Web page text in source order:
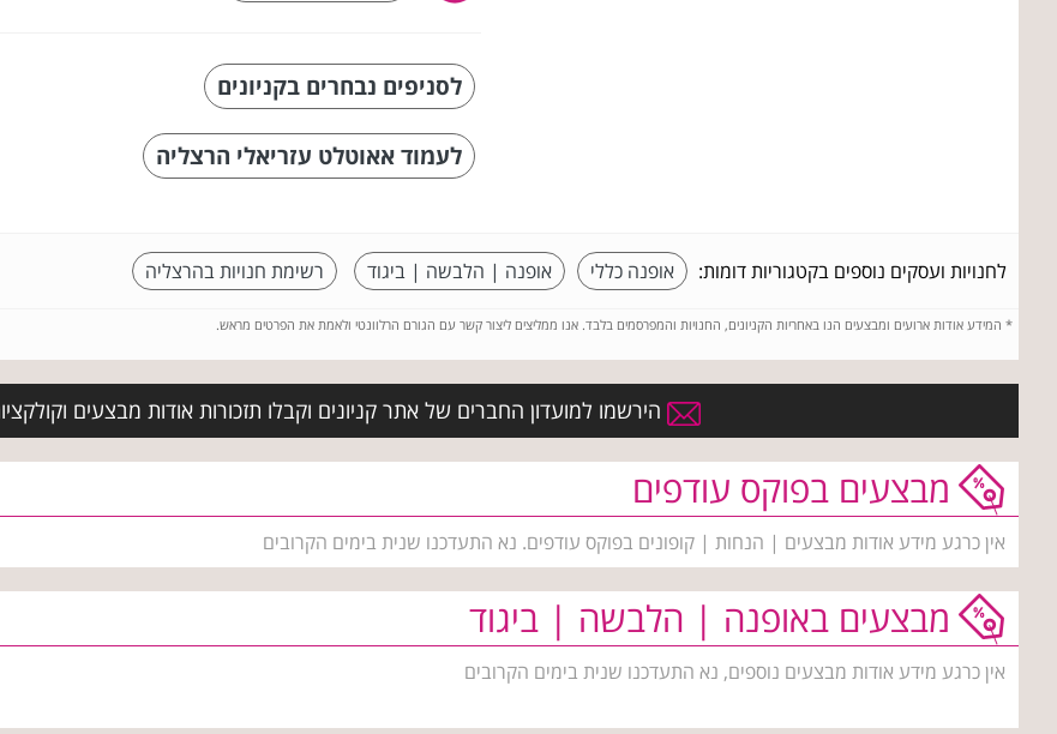
לסניפים נבחרים בקניונים
לעמוד אאוטלט עזריאלי הרצליה
לחנויות ועסקים נוספים בקטגוריות דומות: אופנה כללי אופנה | הלבשה | ביגוד רשימת חנויות בהרצליה
* המידע אודות ארועים ומבצעים הנו באחריות הקניונים, החנויות והמפרסמים בלבד. אנו ממליצים ליצור קשר עם הגורם הרלוונטי ולאמת את הפרטים מראש.
הירשמו למועדון החברים של אתר קניונים וקבלו תזכורות אודות מבצעים
מבצעים בפוקס עודפים
אין כרגע מידע אודות מבצעים | הנחות | קופונים בפוקס עודפים. נא התעדכנו שנית בימים הקרובים
מבצעים באופנה | הלבשה | ביגוד
אין כרגע מידע אודות מבצעים נוספים, נא התעדכנו שנית בימים הקרובים